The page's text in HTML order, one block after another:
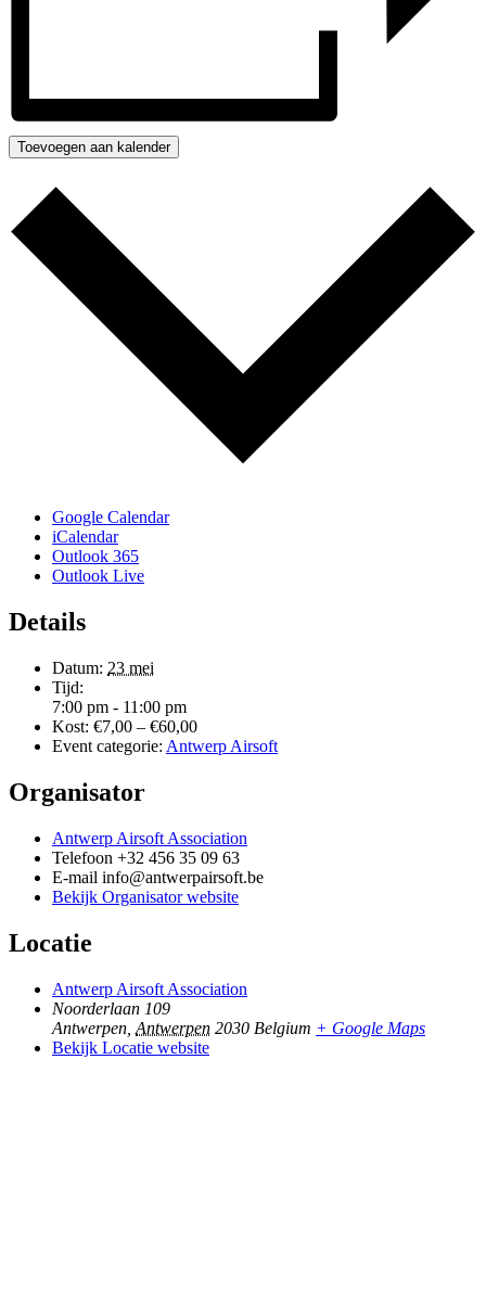
Toevoegen aan kalender
Google Calendar
iCalendar
Outlook 365
Outlook Live
Details
Datum: 23 mei
Tijd:
7:00 pm - 11:00 pm
Kost: €7,00 – €60,00
Event categorie: Antwerp Airsoft
Organisator
Antwerp Airsoft Association
Telefoon +32 456 35 09 63
E-mail info@antwerpairsoft.be
Bekijk Organisator website
Locatie
Antwerp Airsoft Association
Noorderlaan 109
Antwerpen Antwerpen 2030 Belgium + Google Maps
Bekijk Locatie website